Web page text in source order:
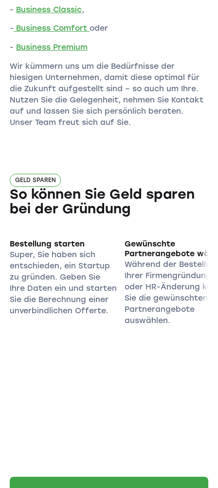
- Business Classic,
- Business Comfort oder
- Business Premium
Wir kümmern uns um die Bedürfnisse der
hiesigen Unternehmen, damit diese optimal für
die Zukunft aufgestellt sind – so auch um Ihre.
Nutzen Sie die Gelegenheit, nehmen Sie Kontakt
auf und lassen Sie sich persönlich beraten.
Unser Team freut sich auf Sie.
GELD SPAREN
So können Sie Geld sparen
bei der Gründung
Bestellung starten
Super, Sie haben sich
entschieden, ein Startup
zu gründen. Geben Sie
Ihre Daten ein und starten
Sie die Berechnung einer
unverbindlichen Offerte.
Gewünschte
Partnerangebote
Während der
Ihrer Firmengründung
oder HR-Änderung
Sie die gewünschten
Partnerangebote
auswählen.